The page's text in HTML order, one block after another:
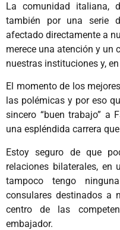
La comunidad italiana,
también por una serie
afectado directamente a
merece una atención y un
nuestras instituciones y,
El momento de los
las polémicas y por eso
sincero “buen trabajo” a
una espléndida carrera
Estoy seguro de que
relaciones bilaterales, en
tampoco tengo
consulares destinados a
centro de las
embajador.